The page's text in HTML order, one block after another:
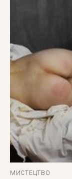
МИСТЕЦТВО